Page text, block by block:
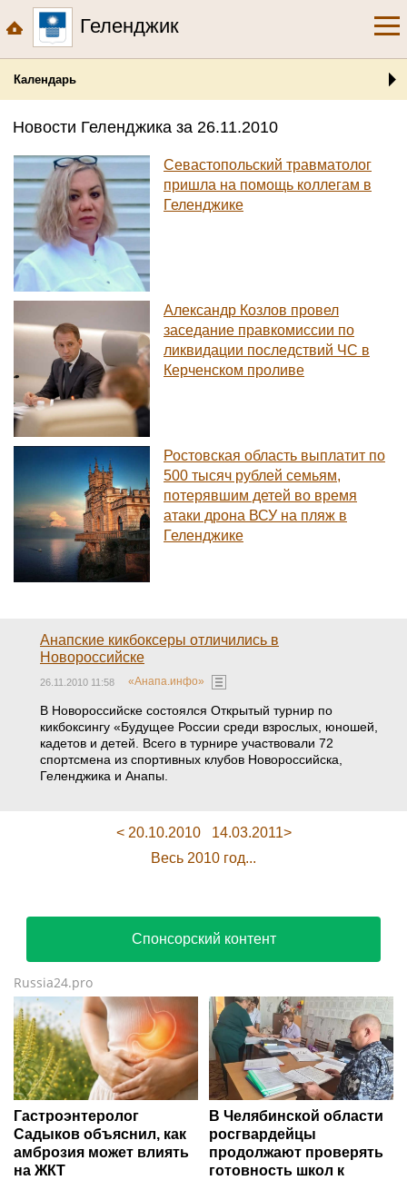
Геленджик
Календарь
Новости Геленджика за 26.11.2010
Севастопольский травматолог
пришла на помощь коллегам в
Геленджике
Александр Козлов провел
заседание правкомиссии по
ликвидации последствий ЧС в
Керченском проливе
Ростовская область выплатит по
500 тысяч рублей семьям,
потерявшим детей во время
атаки дрона ВСУ на пляж в
Геленджике
Анапские кикбоксеры отличились в
Новороссийске
26.11.2010 11:58 «Анапа.инфо»
В Новороссийске состоялся Открытый турнир по
кикбоксингу «Будущее России среди взрослых, юношей,
кадетов и детей. Всего в турнире участвовали 72
спортсмена из спортивных клубов Новороссийска,
Геленджика и Анапы.
< 20.10.2010
14.03.2011>
Весь 2010 год...
Спонсорский контент
Russia24.pro
Гастроэнтеролог
Садыков объяснил, как
амброзия может влиять
на ЖКТ
В Челябинской области
росгвардейцы
продолжают проверять
готовность школ к